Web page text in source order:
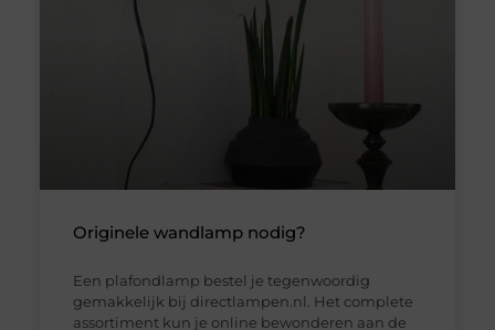
Originele wandlamp nodig?
Een plafondlamp bestel je tegenwoordig
gemakkelijk bij directlampen.nl. Het complete
assortiment kun je online bewonderen aan de